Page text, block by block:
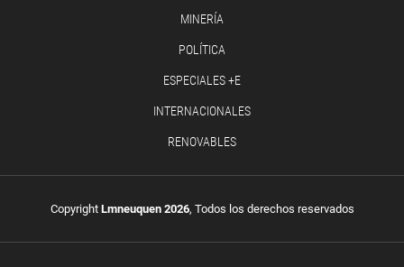
MINERÍA
POLÍTICA
ESPECIALES +E
INTERNACIONALES
RENOVABLES
Copyright Lmneuquen 2026, Todos los derechos reservados